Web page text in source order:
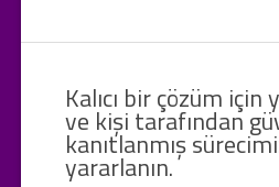
Kalıcı bir çözüm
ve kişi tarafından
kanıtlanmış
yararlanın.